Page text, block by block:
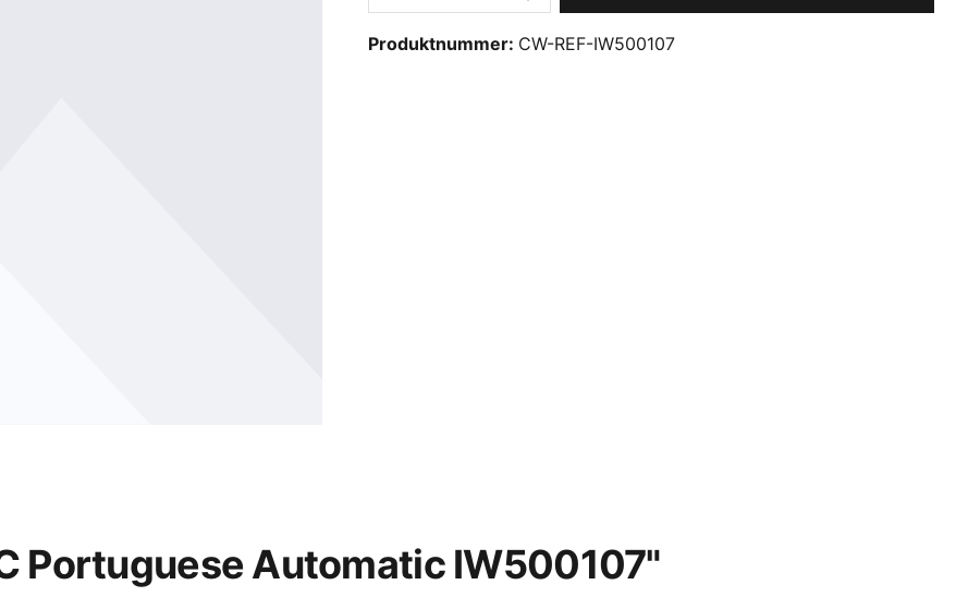
Produktnummer: CW-REF-IW500107
Portuguese Automatic IW500107"